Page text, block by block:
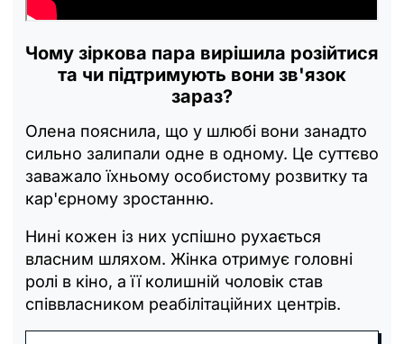
Чому зіркова пара вирішила розійтися
та чи підтримують вони зв'язок
зараз?
Олена пояснила, що у шлюбі вони занадто
сильно залипали одне в одному. Це суттєво
заважало їхньому особистому розвитку та
кар'єрному зростанню.
Нині кожен із них успішно рухається
власним шляхом. Жінка отримує головні
ролі в кіно, а її колишній чоловік став
співвласником реабілітаційних центрів.